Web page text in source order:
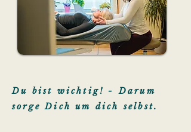
Du bist wichtig! - Darum
sorge Dich um dich selbst.